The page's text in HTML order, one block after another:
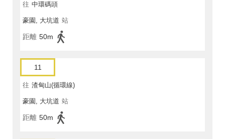
往 中環碼頭
豪園, 大坑道 站
距離 50m
11
往 渣甸山(循環線)
豪園, 大坑道 站
距離 50m